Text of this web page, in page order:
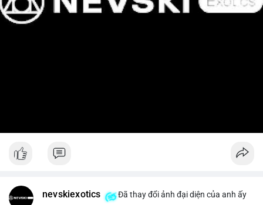
nevskiexotics Đã thay đổi ảnh đại diện của anh ấy